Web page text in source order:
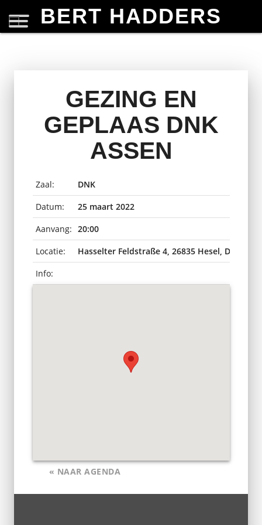
BERT HADDERS
GEZING EN
GEPLAAS DNK
ASSEN
Zaal:
DNK
Datum:
25 maart 2022
Aanvang: 20:00
Locatie:
Hasselter Feldstraße 4, 26835 Hesel,
Info:
« NAAR AGENDA